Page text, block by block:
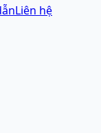
Liên hệ